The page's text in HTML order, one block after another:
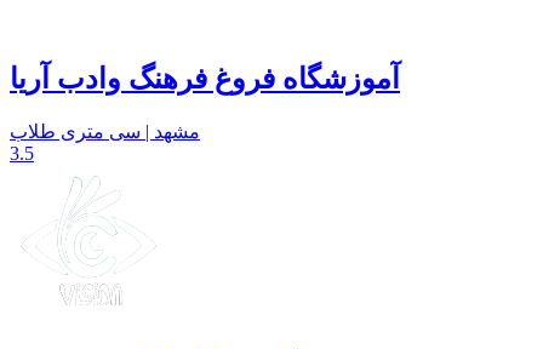
آموزشگاه فروغ فرهنگ وادب آریا
مشهد | سی متری طلاب
3.5